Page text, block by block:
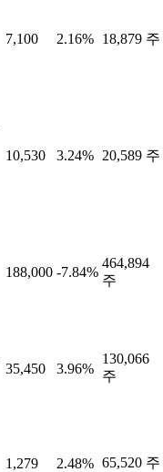
7,100 2.16% 18,879 주
10,530 3.24% 20,589 주
188,000 -7.84%
464,894
주
35,450 3.96%
130,066
주
1,279 2.48% 65,520 주